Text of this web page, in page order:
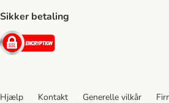
Sikker betaling
Security
Hjælp Kontakt Generelle vilkår